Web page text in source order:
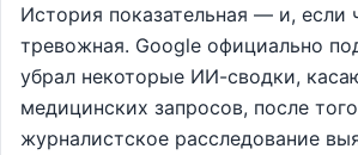
История показательная — и, если
тревожная. Google официально
убрал некоторые ИИ-сводки,
медицинских запросов, после
журналистское расследование